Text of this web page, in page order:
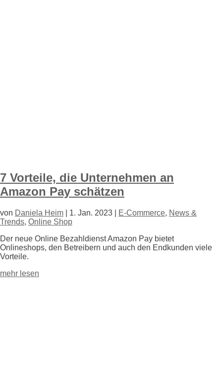
7 Vorteile, die Unternehmen an
Amazon Pay schätzen
von Daniela Heim 1. Jan. 2023 E-Commerce, News &
Trends, Online Shop
Der neue Online Bezahldienst Amazon Pay bietet
Onlineshops, den Betreibern und auch den Endkunden viele
Vorteile.
mehr lesen